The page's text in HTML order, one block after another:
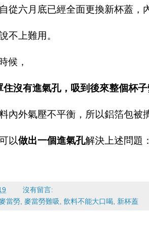
從六月底已經全面更換新杯蓋，
不上難用。
候，
沒有進氣孔，吸到後來整個杯
內外氣壓不平衡，所以鋁箔包被
以做出一個進氣孔解決上述問題：
沒有留言:
當勞 麥當勞難吸 飲料不能大口喝 新杯蓋